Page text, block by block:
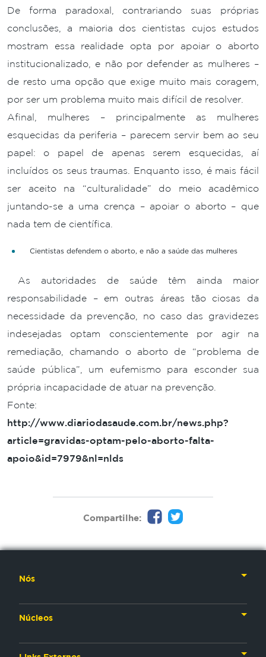
De forma paradoxal, contrariando suas próprias
conclusões, a maioria dos cientistas cujos estudos
mostram essa realidade opta por apoiar o aborto
institucionalizado, e não por defender as mulheres –
de resto uma opção que exige muito mais coragem,
por ser um problema muito mais difícil de resolver.
Afinal, mulheres – principalmente as mulheres
esquecidas da periferia – parecem servir bem ao seu
papel: o papel de apenas serem esquecidas, aí
incluídos os seus traumas. Enquanto isso, é mais fácil
ser aceito na “culturalidade” do meio acadêmico
juntando-se a uma crença – apoiar o aborto – que
nada tem de científica.
Cientistas defendem o aborto, e não a saúde das mulheres
As autoridades de saúde têm ainda maior
responsabilidade – em outras áreas tão ciosas da
necessidade da prevenção, no caso das gravidezes
indesejadas optam conscientemente por agir na
remediação, chamando o aborto de “problema de
saúde pública”, um eufemismo para esconder sua
própria incapacidade de atuar na prevenção.
Fonte:
http://www.diariodasaude.com.br/news.php?
article=gravidas-optam-pelo-aborto-falta-
apoio&id=7979&nl=nlds
Compartilhe:
Nós
Núcleos